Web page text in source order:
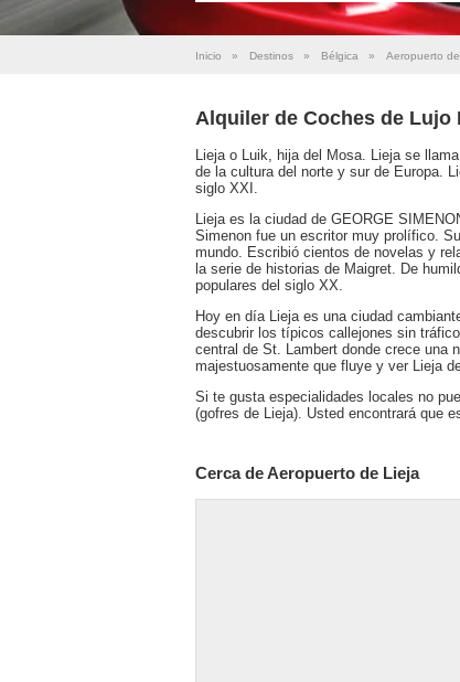
Inicio » Destinos » Bélgica » Aeropuerto
Alquiler de Coches de Lujo
Lieja o Luik, hija del Mosa. Lieja se
de la cultura del norte y sur de Europa.
siglo XXI.
Lieja es la ciudad de GEORGE
Simenon fue un escritor muy prolífico.
mundo. Escribió cientos de novelas y
la serie de historias de Maigret. De
populares del siglo XX.
Hoy en día Lieja es una ciudad
descubrir los típicos callejones sin
central de St. Lambert donde crece una
majestuosamente que fluye y ver Lieja
Si te gusta especialidades locales no
(gofres de Lieja). Usted encontrará que
Cerca de Aeropuerto de Lieja